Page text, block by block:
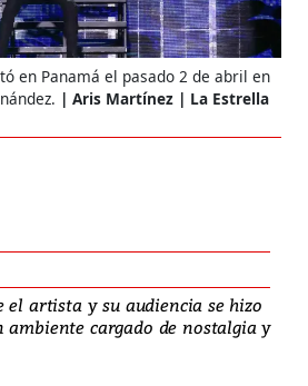
en Panamá el pasado 2 de abril en
Aris Martínez | La Estrella
el artista y su audiencia se hizo
ambiente cargado de nostalgia y